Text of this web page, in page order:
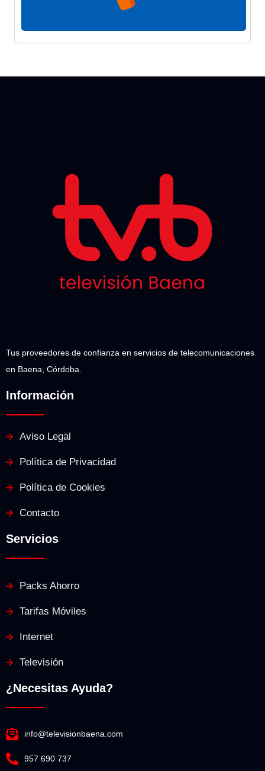
Tus proveedores de confianza en servicios de telecomunicaciones
en Baena, Córdoba.
Información
Aviso Legal
Política de Privacidad
Política de Cookies
Contacto
Servicios
Packs Ahorro
Tarifas Móviles
Internet
Televisión
¿Necesitas Ayuda?
info@televisionbaena.com
957 690 737